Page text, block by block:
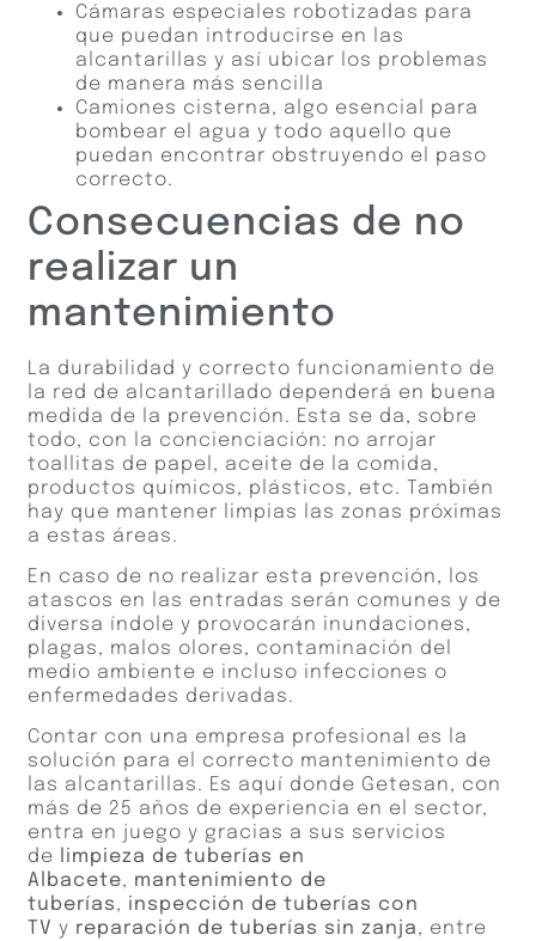
Cámaras especiales robotizadas para
que puedan introducirse en las
alcantarillas y así ubicar los problemas
de manera más sencilla
Camiones cisterna, algo esencial para
bombear el agua y todo aquello que
puedan encontrar obstruyendo el paso
correcto.
Consecuencias de no
realizar un
mantenimiento
La durabilidad y correcto funcionamiento de
la red de alcantarillado dependerá en buena
medida de la prevención. Esta se da, sobre
todo, con la concienciación: no arrojar
toallitas de papel, aceite de la comida,
productos químicos, plásticos, etc. También
hay que mantener limpias las zonas próximas
a estas áreas.
En caso de no realizar esta prevención, los
atascos en las entradas serán comunes y de
diversa índole y provocarán inundaciones,
plagas, malos olores, contaminación del
medio ambiente e incluso infecciones o
enfermedades derivadas.
Contar con una empresa profesional es la
solución para el correcto mantenimiento de
las alcantarillas. Es aquí donde Getesan, con
más de 25 años de experiencia en el sector,
entra en juego y gracias a sus servicios
de limpieza de tuberías en
Albacete, mantenimiento de
tuberías, inspección de tuberías con
TV y reparación de tuberías sin zanja, entre